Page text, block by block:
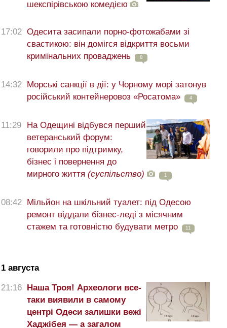
шекспірівською комедією
17:02 Одесита засипали порно-фотожабами зі
свастикою: він домігся відкриття восьми
кримінальних проваджень
8
14:32
Морські санкції в дії: у Чорному морі затонув
російський контейнеровоз «Росатома»
4
11:29
На Одещині відбувся перший
ветеранський форум:
говорили про підтримку,
бізнес і повернення до
мирного життя (суспільство) 1
08:42
Мільйон на шкільний туалет: під Одесою
ремонт віддали бізнес-леді з місячним
стажем та готовністю будувати метро
11
1 августа
21:16
Наша Троя! Археологи все-
таки виявили в самому
центрі Одеси залишки вежі
Хаджібея — а загалом